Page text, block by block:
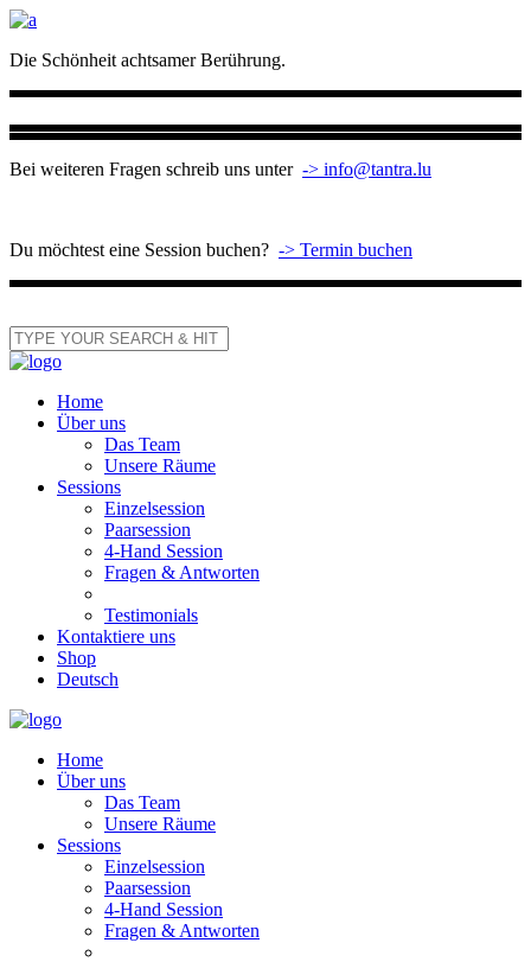
Die Schönheit achtsamer Berührung.
Bei weiteren Fragen schreib uns unter -> info@tantra.lu
Du möchtest eine Session buchen? -> Termin buchen
Home
Über uns
Das Team
Unsere Räume
Sessions
Einzelsession
Paarsession
4-Hand Session
Fragen & Antworten
Testimonials
Kontaktiere uns
Shop
Deutsch
Home
Über uns
Das Team
Unsere Räume
Sessions
Einzelsession
Paarsession
4-Hand Session
Fragen & Antworten